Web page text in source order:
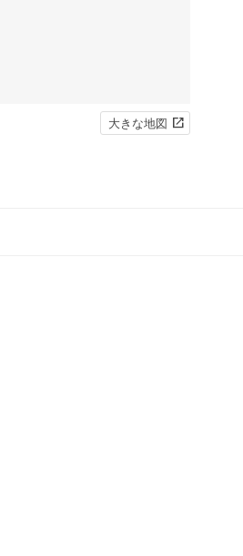
大きな地図